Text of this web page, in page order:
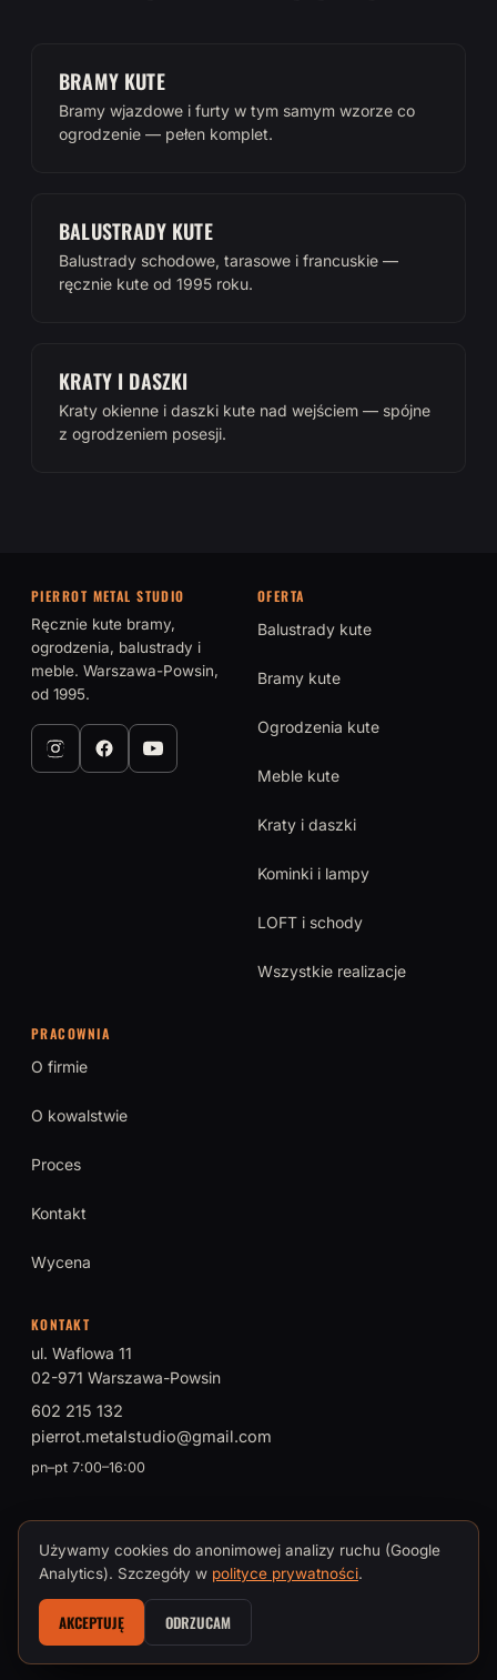
BRAMY KUTE
Bramy wjazdowe i furty w tym samym wzorze co
ogrodzenie — pełen komplet.
BALUSTRADY KUTE
Balustrady schodowe, tarasowe i francuskie —
ręcznie kute od 1995 roku.
KRATY I DASZKI
Kraty okienne i daszki kute nad wejściem — spójne
z ogrodzeniem posesji.
PIERROT METAL STUDIO
Ręcznie kute bramy,
ogrodzenia, balustrady i
meble. Warszawa-Powsin,
od 1995.
OFERTA
Balustrady kute
Bramy kute
Ogrodzenia kute
Meble kute
Kraty i daszki
Kominki i lampy
LOFT i schody
Wszystkie realizacje
PRACOWNIA
O firmie
O kowalstwie
Proces
Kontakt
Wycena
KONTAKT
ul. Waflowa 11
02-971 Warszawa-Powsin
602 215 132
pierrot.metalstudio@gmail.com
pn–pt 7:00–16:00
© 2026 PIERROT Metal Studio · Tomasz Brokman, Mistrz Sztuki
Polityka prywatności i cookies
Używamy cookies do anonimowej analizy ruchu (Google
Analytics). Szczegóły w polityce prywatności.
AKCEPTUJĘ ODRZUCAM